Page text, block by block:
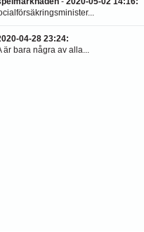
04-28 23:24:
är bara några av alla...